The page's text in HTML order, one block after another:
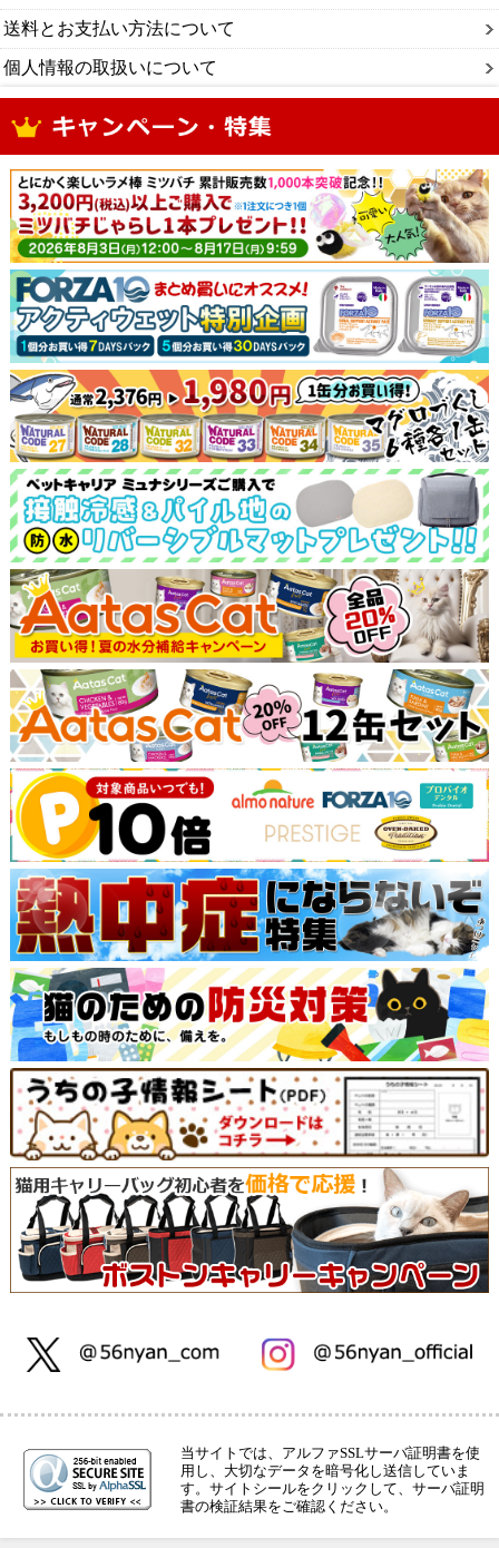
送料とお支払い方法について
個人情報の取扱いについて
当サイトでは、アルファSSLサーバ証明書を使
用し、大切なデータを暗号化し送信していま
す。サイトシールをクリックして、サーバ証明
書の検証結果をご確認ください。